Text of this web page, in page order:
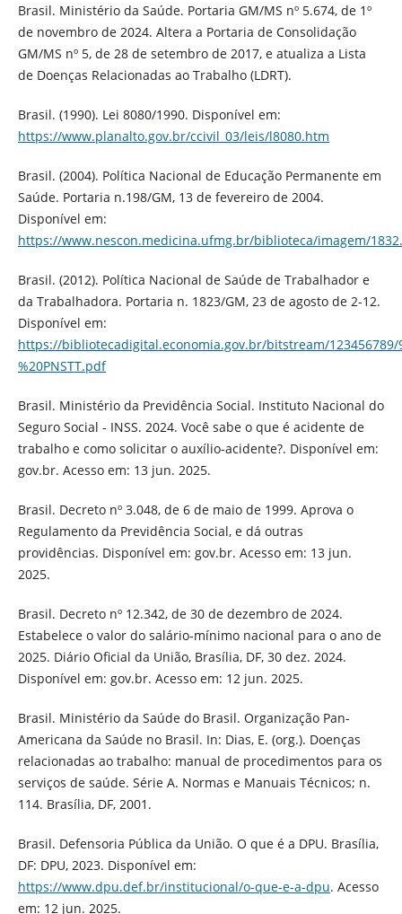
Brasil. Ministério da Saúde. Portaria GM/MS nº 5.674, de 1º
de novembro de 2024. Altera a Portaria de Consolidação
GM/MS nº 5, de 28 de setembro de 2017, e atualiza a Lista
de Doenças Relacionadas ao Trabalho (LDRT).
Brasil. (1990). Lei 8080/1990. Disponível em:
https://www.planalto.gov.br/ccivil_03/leis/l8080.htm
Brasil. (2004). Política Nacional de Educação Permanente em
Saúde. Portaria n.198/GM, 13 de fevereiro de 2004.
Disponível em:
https://www.nescon.medicina.ufmg.br/biblioteca/imagem/
Brasil. (2012). Política Nacional de Saúde de Trabalhador e
da Trabalhadora. Portaria n. 1823/GM, 23 de agosto de 2-12.
Disponível em:
https://bibliotecadigital.economia.gov.br/bitstream/123456789/
%20PNSTT.pdf
Brasil. Ministério da Previdência Social. Instituto Nacional do
Seguro Social - INSS. 2024. Você sabe o que é acidente de
trabalho e como solicitar o auxílio-acidente?. Disponível em:
gov.br. Acesso em: 13 jun. 2025.
Brasil. Decreto nº 3.048, de 6 de maio de 1999. Aprova o
Regulamento da Previdência Social, e dá outras
providências. Disponível em: gov.br. Acesso em: 13 jun.
2025.
Brasil. Decreto nº 12.342, de 30 de dezembro de 2024.
Estabelece o valor do salário‑mínimo nacional para o ano de
2025. Diário Oficial da União, Brasília, DF, 30 dez. 2024.
Disponível em: gov.br. Acesso em: 12 jun. 2025.
Brasil. Ministério da Saúde do Brasil. Organização Pan-
Americana da Saúde no Brasil. In: Dias, E. (org.). Doenças
relacionadas ao trabalho: manual de procedimentos para os
serviços de saúde. Série A. Normas e Manuais Técnicos; n.
114. Brasília, DF, 2001.
Brasil. Defensoria Pública da União. O que é a DPU. Brasília,
DF: DPU, 2023. Disponível em:
https://www.dpu.def.br/institucional/o-que-e-a-dpu. Acesso
em: 12 jun. 2025.